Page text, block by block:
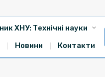
ХНУ: Технічні науки
Новини Контакти